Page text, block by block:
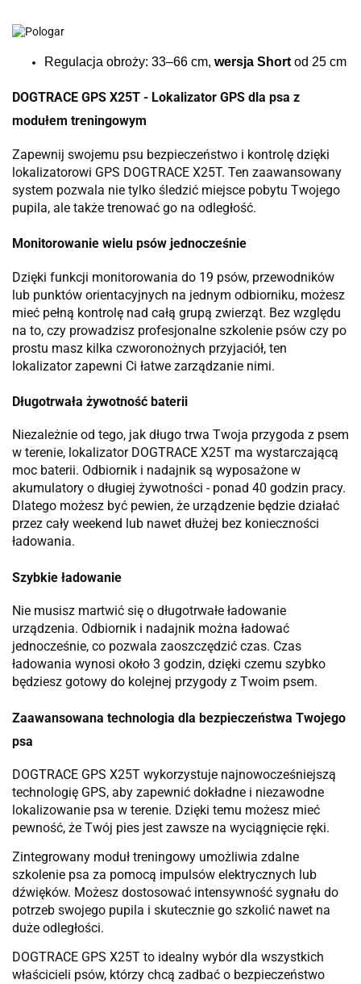
Regulacja obroży: 33–66 cm, wersja Short od 25 cm
DOGTRACE GPS X25T - Lokalizator GPS dla psa z
modułem treningowym
Zapewnij swojemu psu bezpieczeństwo i kontrolę dzięki
lokalizatorowi GPS DOGTRACE X25T. Ten zaawansowany
system pozwala nie tylko śledzić miejsce pobytu Twojego
pupila, ale także trenować go na odległość.
Monitorowanie wielu psów jednocześnie
Dzięki funkcji monitorowania do 19 psów, przewodników
lub punktów orientacyjnych na jednym odbiorniku, możesz
mieć pełną kontrolę nad całą grupą zwierząt. Bez względu
na to, czy prowadzisz profesjonalne szkolenie psów czy po
prostu masz kilka czworonożnych przyjaciół, ten
lokalizator zapewni Ci łatwe zarządzanie nimi.
Długotrwała żywotność baterii
Niezależnie od tego, jak długo trwa Twoja przygoda z psem
w terenie, lokalizator DOGTRACE X25T ma wystarczającą
moc baterii. Odbiornik i nadajnik są wyposażone w
akumulatory o długiej żywotności - ponad 40 godzin pracy.
Dlatego możesz być pewien, że urządzenie będzie działać
przez cały weekend lub nawet dłużej bez konieczności
ładowania.
Szybkie ładowanie
Nie musisz martwić się o długotrwałe ładowanie
urządzenia. Odbiornik i nadajnik można ładować
jednocześnie, co pozwala zaoszczędzić czas. Czas
ładowania wynosi około 3 godzin, dzięki czemu szybko
będziesz gotowy do kolejnej przygody z Twoim psem.
Zaawansowana technologia dla bezpieczeństwa Twojego
psa
DOGTRACE GPS X25T wykorzystuje najnowocześniejszą
technologię GPS, aby zapewnić dokładne i niezawodne
lokalizowanie psa w terenie. Dzięki temu możesz mieć
pewność, że Twój pies jest zawsze na wyciągnięcie ręki.
Zintegrowany moduł treningowy umożliwia zdalne
szkolenie psa za pomocą impulsów elektrycznych lub
dźwięków. Możesz dostosować intensywność sygnału do
potrzeb swojego pupila i skutecznie go szkolić nawet na
duże odległości.
DOGTRACE GPS X25T to idealny wybór dla wszystkich
właścicieli psów, którzy chcą zadbać o bezpieczeństwo